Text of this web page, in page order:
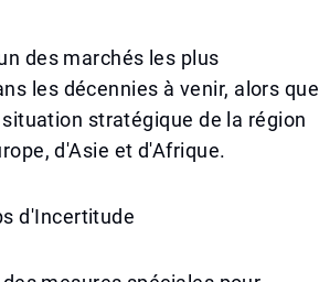
des marchés les plus
les décennies à venir, alors que
stratégique de la région
d'Asie et d'Afrique.
d'Incertitude